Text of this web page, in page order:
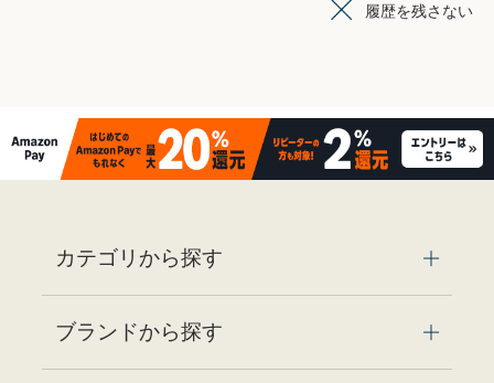
履歴を残さない
カテゴリから探す
ブランドから探す